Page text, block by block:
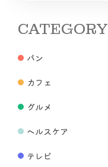
CATEGORY
パン
カフェ
グルメ
ヘルスケア
テレビ